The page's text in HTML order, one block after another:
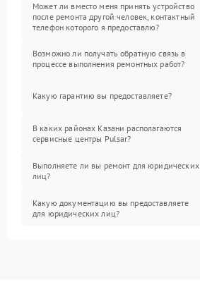
Может ли вместо меня принять устройство
после ремонта другой человек, контактный
телефон которого я предоставлю?
Возможно ли получать обратную связь в
процессе выполнения ремонтных работ?
Какую гарантию вы предоставляете?
В каких районах Казани располагаются
сервисные центры Pulsar?
Выполняете ли вы ремонт для юридических
лиц?
Какую документацию вы предоставляете
для юридических лиц?